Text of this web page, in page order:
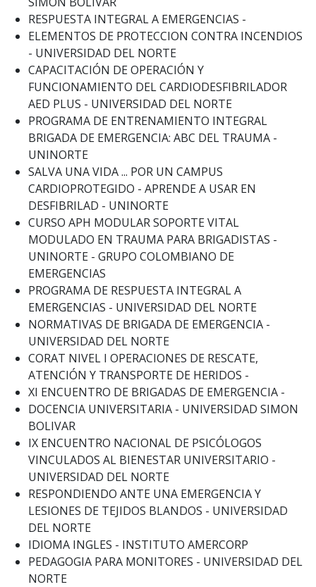
RESPUESTA INTEGRAL A EMERGENCIAS -
ELEMENTOS DE PROTECCION CONTRA INCENDIOS
- UNIVERSIDAD DEL NORTE
CAPACITACIÓN DE OPERACIÓN Y
FUNCIONAMIENTO DEL CARDIODESFIBRILADOR
AED PLUS - UNIVERSIDAD DEL NORTE
PROGRAMA DE ENTRENAMIENTO INTEGRAL
BRIGADA DE EMERGENCIA: ABC DEL TRAUMA -
UNINORTE
SALVA UNA VIDA ... POR UN CAMPUS
CARDIOPROTEGIDO - APRENDE A USAR EN
DESFIBRILAD - UNINORTE
CURSO APH MODULAR SOPORTE VITAL
MODULADO EN TRAUMA PARA BRIGADISTAS -
UNINORTE - GRUPO COLOMBIANO DE
EMERGENCIAS
PROGRAMA DE RESPUESTA INTEGRAL A
EMERGENCIAS - UNIVERSIDAD DEL NORTE
NORMATIVAS DE BRIGADA DE EMERGENCIA -
UNIVERSIDAD DEL NORTE
CORAT NIVEL I OPERACIONES DE RESCATE,
ATENCIÓN Y TRANSPORTE DE HERIDOS -
XI ENCUENTRO DE BRIGADAS DE EMERGENCIA -
DOCENCIA UNIVERSITARIA - UNIVERSIDAD SIMON
BOLIVAR
IX ENCUENTRO NACIONAL DE PSICÓLOGOS
VINCULADOS AL BIENESTAR UNIVERSITARIO -
UNIVERSIDAD DEL NORTE
RESPONDIENDO ANTE UNA EMERGENCIA Y
LESIONES DE TEJIDOS BLANDOS - UNIVERSIDAD
DEL NORTE
IDIOMA INGLES - INSTITUTO AMERCORP
PEDAGOGIA PARA MONITORES - UNIVERSIDAD DEL
NORTE